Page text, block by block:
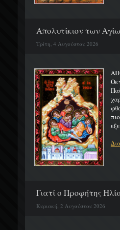
Απολυτίκιον των
Τρίτη, 4 Αυγούστου 2026
Γιατί ο Προφήτης
Κυριακή, 2 Αυγούστου 2026